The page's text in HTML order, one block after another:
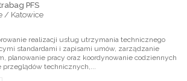
PFS
/ Katowice
realizacji usług utrzymania technicznego
standardami i zapisami umów, zarządzanie
planowanie pracy oraz koordynowanie codziennych
przeglądów technicznych,...